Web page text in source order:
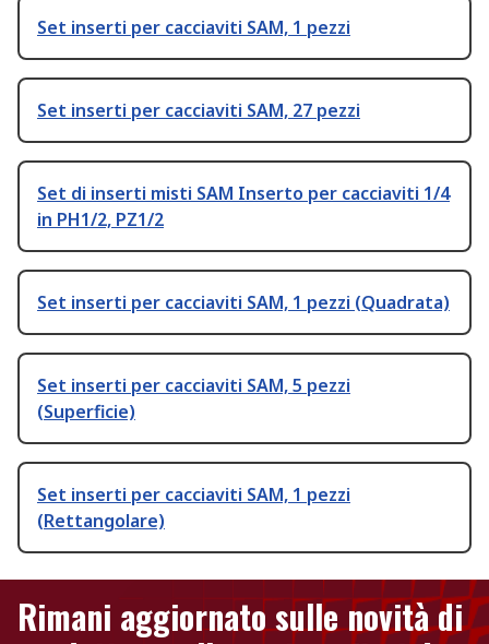
Set inserti per cacciaviti SAM, 1 pezzi
Set inserti per cacciaviti SAM, 27 pezzi
Set di inserti misti SAM Inserto per cacciaviti 1/4
in PH1/2, PZ1/2
Set inserti per cacciaviti SAM, 1 pezzi (Quadrata)
Set inserti per cacciaviti SAM, 5 pezzi
(Superficie)
Set inserti per cacciaviti SAM, 1 pezzi
(Rettangolare)
Rimani aggiornato sulle novità di